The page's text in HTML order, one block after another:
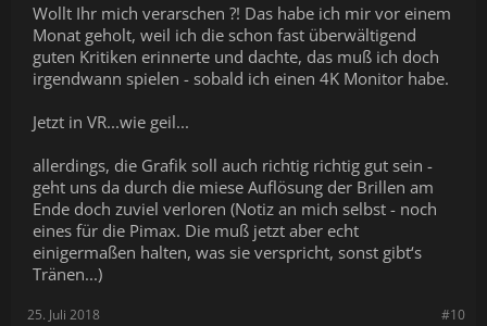
Wollt Ihr mich verarschen ?! Das habe ich mir vor einem
Monat geholt, weil ich die schon fast überwältigend
guten Kritiken erinnerte und dachte, das muß ich doch
irgendwann spielen - sobald ich einen 4K Monitor habe.
Jetzt in VR...wie geil...
allerdings, die Grafik soll auch richtig richtig gut sein -
geht uns da durch die miese Auflösung der Brillen am
Ende doch zuviel verloren (Notiz an mich selbst - noch
eines für die Pimax. Die muß jetzt aber echt
einigermaßen halten, was sie verspricht, sonst gibt‘s
Tränen...)
#10
25. Juli 2018